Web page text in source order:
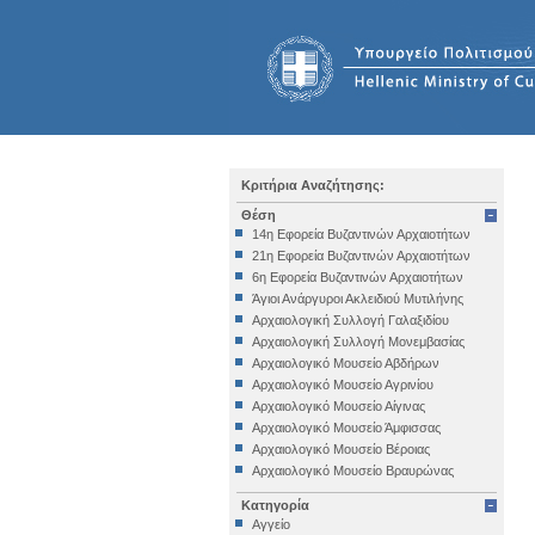
Κριτήρια Αναζήτησης:
Θέση
14η Εφορεία Βυζαντινών Αρχαιοτήτων
21η Εφορεία Βυζαντινών Αρχαιοτήτων
6η Εφορεία Βυζαντινών Αρχαιοτήτων
Άγιοι Ανάργυροι Ακλειδιού Μυτιλήνης
Αρχαιολογική Συλλογή Γαλαξιδίου
Αρχαιολογική Συλλογή Μονεμβασίας
Αρχαιολογικό Μουσείο Αβδήρων
Αρχαιολογικό Μουσείο Αγρινίου
Αρχαιολογικό Μουσείο Αίγινας
Αρχαιολογικό Μουσείο Άμφισσας
Αρχαιολογικό Μουσείο Βέροιας
Αρχαιολογικό Μουσείο Βραυρώνας
Αρχαιολογικό Μουσείο Δελφών
Αρχαιολογικό Μουσείο Ηγουμενίτσας
Κατηγορία
Αγγείο